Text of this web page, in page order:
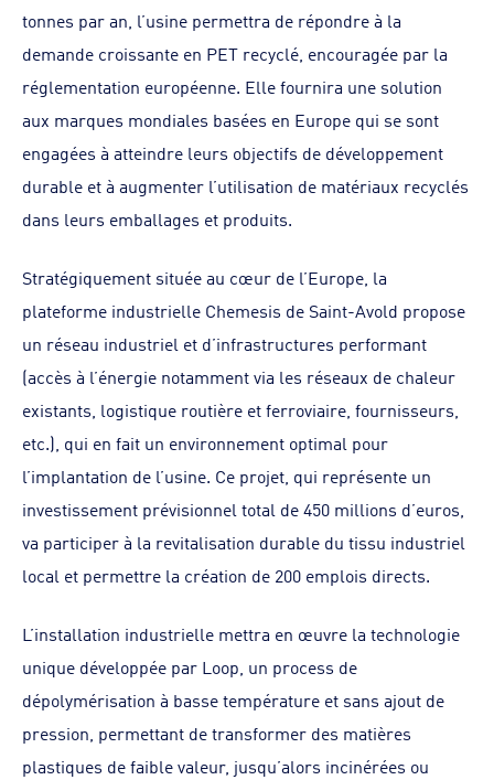
tonnes par an, l’usine permettra de répondre à la
demande croissante en PET recyclé, encouragée par la
réglementation européenne. Elle fournira une solution
aux marques mondiales basées en Europe qui se sont
engagées à atteindre leurs objectifs de développement
durable et à augmenter l’utilisation de matériaux recyclés
dans leurs emballages et produits.
Stratégiquement située au cœur de l’Europe, la
plateforme industrielle Chemesis de Saint-Avold propose
un réseau industriel et d’infrastructures performant
(accès à l’énergie notamment via les réseaux de chaleur
existants, logistique routière et ferroviaire, fournisseurs,
etc.), qui en fait un environnement optimal pour
l’implantation de l’usine. Ce projet, qui représente un
investissement prévisionnel total de 450 millions d’euros,
va participer à la revitalisation durable du tissu industriel
local et permettre la création de 200 emplois directs.
L’installation industrielle mettra en œuvre la technologie
unique développée par Loop, un process de
dépolymérisation à basse température et sans ajout de
pression, permettant de transformer des matières
plastiques de faible valeur, jusqu’alors incinérées ou